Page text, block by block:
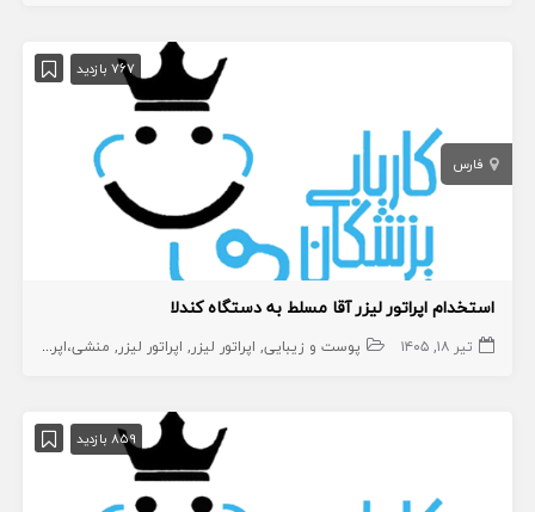
767 بازدید
فارس
استخدام اپراتور لیزر آقا مسلط به دستگاه کندلا
تیر ۱۸, ۱۴۰۵ پوست و زیبایی اپراتور لیزر اپراتور لیزر منشی،اپراتور،دستیار
859 بازدید